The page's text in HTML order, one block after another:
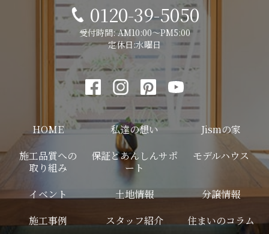
0120-39-5050
受付時間: AM10:00～PM5:00
定休日:水曜日
HOME 私達の想い
Jismの家
施工品質への
取り組み
保証とあんしんサポ
ート
モデルハウス
イベント 土地情報
分譲情報
施工事例
スタッフ紹介 住まいのコラム